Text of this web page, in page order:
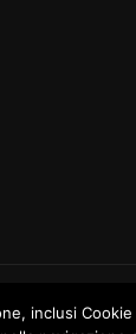
inclusi